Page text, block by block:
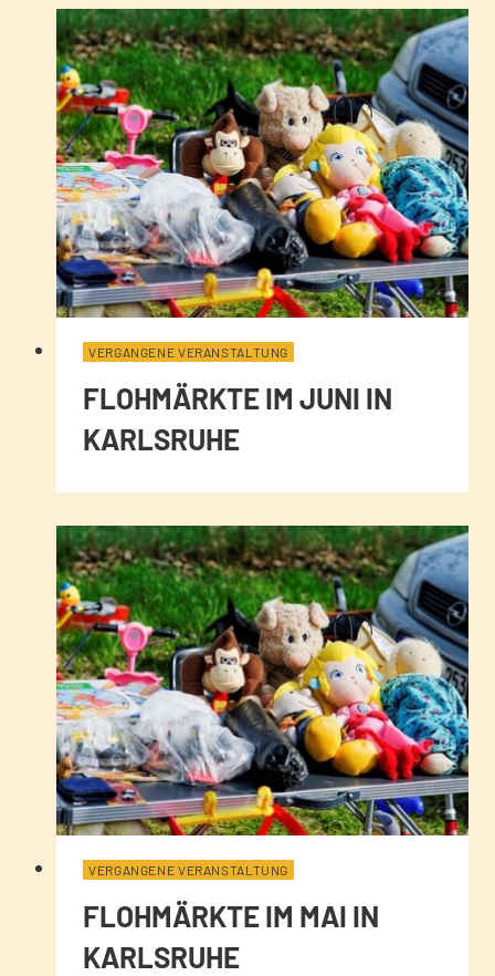
VERGANGENE VERANSTALTUNG
FLOHMÄRKTE IM JUNI IN
KARLSRUHE
VERGANGENE VERANSTALTUNG
FLOHMÄRKTE IM MAI IN
KARLSRUHE